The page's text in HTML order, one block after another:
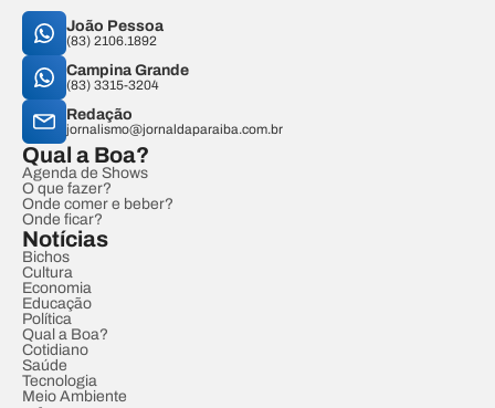
João Pessoa
(83) 2106.1892
Campina Grande
(83) 3315-3204
Redação
jornalismo@jornaldaparaiba.com.br
Qual a Boa?
Agenda de Shows
O que fazer?
Onde comer e beber?
Onde ficar?
Notícias
Bichos
Cultura
Economia
Educação
Política
Qual a Boa?
Cotidiano
Saúde
Tecnologia
Meio Ambiente